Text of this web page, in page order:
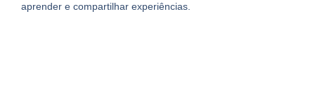
aprender e compartilhar experiências.